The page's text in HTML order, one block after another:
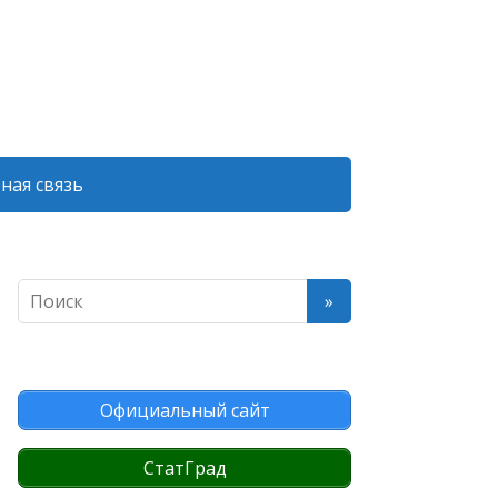
связь
Официальный сайт
СтатГрад